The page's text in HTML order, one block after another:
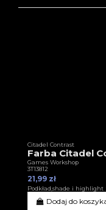
Citadel Contrast
Farba Citadel
Games Workshop
3T13812
21,99 zł
Podkład,shade i
Dodaj do